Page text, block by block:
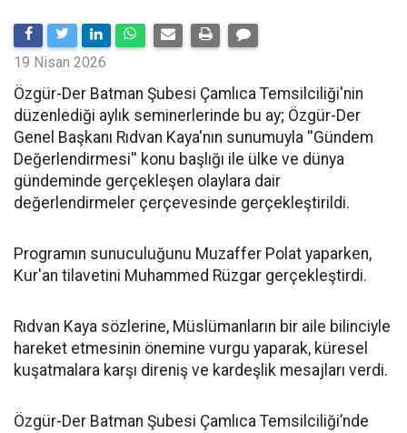
19 Nisan 2026
​Özgür-Der Batman Şubesi Çamlıca Temsilciliği'nin
düzenlediği aylık seminerlerinde bu ay; Özgür-Der
Genel Başkanı Rıdvan Kaya'nın sunumuyla ''Gündem
Değerlendirmesi'' konu başlığı ile ülke ve dünya
gündeminde gerçekleşen olaylara dair
değerlendirmeler çerçevesinde gerçekleştirildi.
Programın sunuculuğunu Muzaffer Polat yaparken,
Kur'an tilavetini Muhammed Rüzgar gerçekleştirdi.
Rıdvan Kaya sözlerine, Müslümanların bir aile bilinciyle
hareket etmesinin önemine vurgu yaparak, küresel
kuşatmalara karşı direniş ve kardeşlik mesajları verdi.
Özgür-Der Batman Şubesi Çamlıca Temsilciliği’nde